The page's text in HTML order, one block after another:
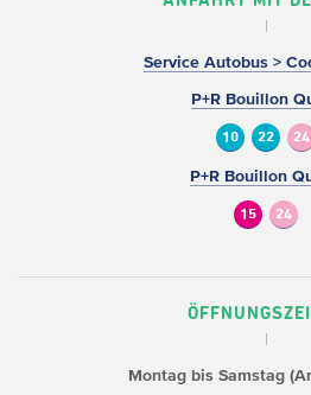
Service Autobus >
P+R Bouillon
10 22 24
P+R Bouillon
15 24
Montag bis Samstag